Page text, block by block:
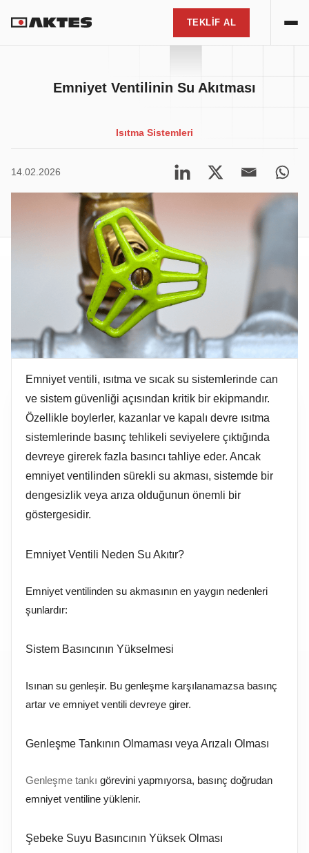
+90 346 218 13 70 bilgi@aktes.com
BİZİ TAKİP EDİN
TEKLİF AL
Emniyet Ventilinin Su Akıtması
Isıtma Sistemleri
14.02.2026
Emniyet ventili, ısıtma ve sıcak su sistemlerinde can
ve sistem güvenliği açısından kritik bir ekipmandır.
Özellikle boylerler, kazanlar ve kapalı devre ısıtma
sistemlerinde basınç tehlikeli seviyelere çıktığında
devreye girerek fazla basıncı tahliye eder. Ancak
emniyet ventilinden sürekli su akması, sistemde bir
dengesizlik veya arıza olduğunun önemli bir
göstergesidir.
Emniyet Ventili Neden Su Akıtır?
Emniyet ventilinden su akmasının en yaygın nedenleri
şunlardır:
Sistem Basıncının Yükselmesi
Isınan su genleşir. Bu genleşme karşılanamazsa basınç
artar ve emniyet ventili devreye girer.
Genleşme Tankının Olmaması veya Arızalı Olması
Genleşme tankı görevini yapmıyorsa, basınç doğrudan
emniyet ventiline yüklenir.
Şebeke Suyu Basıncının Yüksek Olması
TEKLİF ALIN
Müşteri memnuniyeti ve kaliteye olan
Şehir Seçin
İlçe Seçin
Markanın benimle iletişime
geçmesine izin veriyorum.